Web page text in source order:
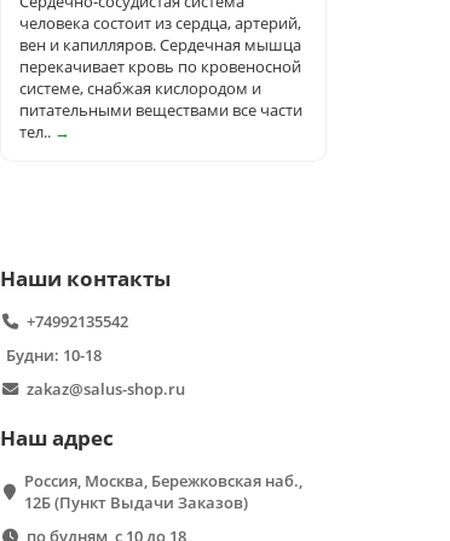
человека состоит из сердца, артерий,
вен и капилляров. Сердечная мышца
перекачивает кровь по кровеносной
системе, снабжая кислородом и
питательными веществами все части
тел.. →
Наши контакты
+74992135542
Будни: 10-18
zakaz@salus-shop.ru
Наш адрес
Россия, Москва, Бережковская наб.,
12Б (Пункт Выдачи Заказов)
по будням, с 10 до 18